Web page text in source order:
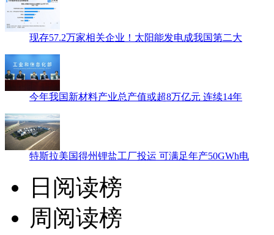
现存57.2万家相关企业！太阳能发电成我国第二大
今年我国新材料产业总产值或超8万亿元 连续14年
特斯拉美国得州锂盐工厂投运 可满足年产50GWh电
日阅读榜
周阅读榜